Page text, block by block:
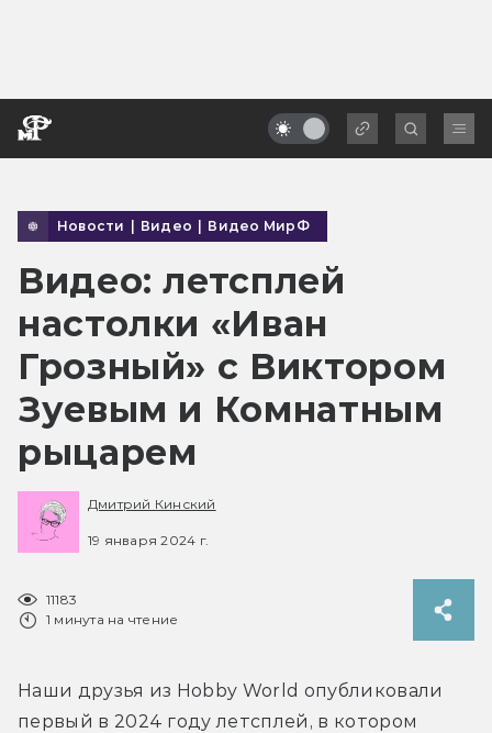
Новости | Видео | Видео МирФ
Видео: летсплей
настолки «Иван
Грозный» с Виктором
Зуевым и Комнатным
рыцарем
Дмитрий Кинский
19 января 2024 г.
11183
1 минута на чтение
Наши друзья из Hobby World опубликовали
первый в 2024 году летсплей, в котором